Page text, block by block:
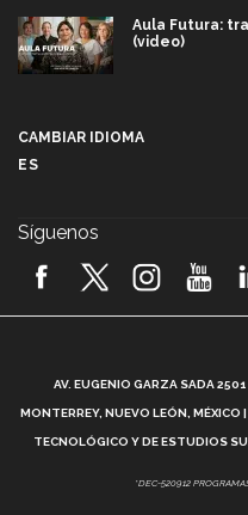
Aula Futura:
(video)
2026! (video)
¿Cómo es el
Vida Tec:
CAMBIAR IDIOMA
ES
Síguenos
AV. EUGENIO GARZA SADA
MONTERREY, NUEVO LEÓN,
TECNOLÓGICO Y DE ESTUDIOS
*DEC-520912